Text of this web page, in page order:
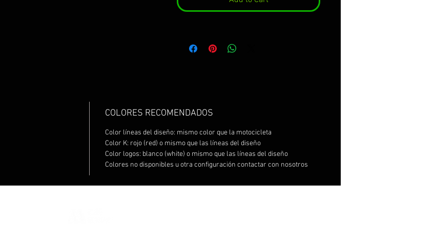
COLORES RECOMENDADOS
Color líneas del diseño: mismo color que la motocicleta
Color K: rojo (red) o mismo que las líneas del diseño
Color logos: blanco (white) o mismo que las líneas del diseño
Colores no disponibles u otra configuración contactar con nosotros